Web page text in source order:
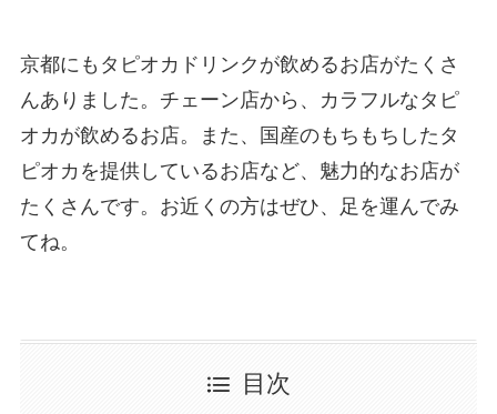
京都にもタピオカドリンクが飲めるお店がたくさ
んありました。チェーン店から、カラフルなタピ
オカが飲めるお店。また、国産のもちもちしたタ
ピオカを提供しているお店など、魅力的なお店が
たくさんです。お近くの方はぜひ、足を運んでみ
てね。
目次